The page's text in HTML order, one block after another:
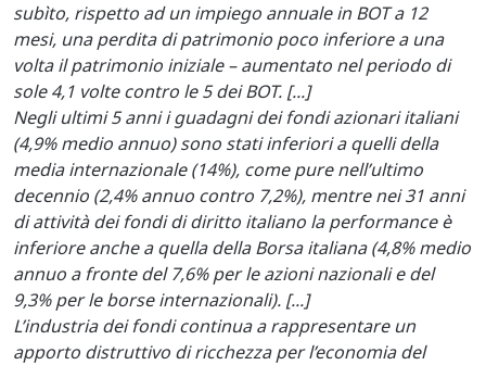
subìto, rispetto ad un impiego annuale in BOT a 12
mesi, una perdita di patrimonio poco inferiore a una
volta il patrimonio iniziale – aumentato nel periodo di
sole 4,1 volte contro le 5 dei BOT. [...]
Negli ultimi 5 anni i guadagni dei fondi azionari italiani
(4,9% medio annuo) sono stati inferiori a quelli della
media internazionale (14%), come pure nell’ultimo
decennio (2,4% annuo contro 7,2%), mentre nei 31 anni
di attività dei fondi di diritto italiano la performance è
inferiore anche a quella della Borsa italiana (4,8% medio
annuo a fronte del 7,6% per le azioni nazionali e del
9,3% per le borse internazionali). [...]
L’industria dei fondi continua a rappresentare un
apporto distruttivo di ricchezza per l’economia del